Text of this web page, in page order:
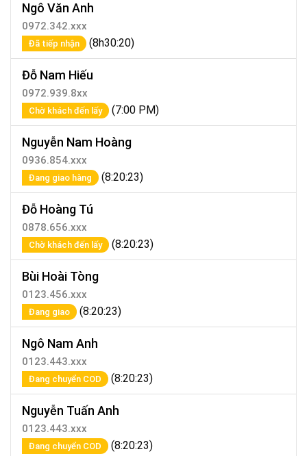
Ngô Văn Anh
0972.342.xxx
Đã tiếp nhận (8h30:20)
Đỗ Nam Hiếu
0972.939.8xx
Chờ khách đến lấy (7:00 PM)
Nguyễn Nam Hoàng
0936.854.xxx
Đang giao hàng (8:20:23)
Đỗ Hoàng Tú
0878.656.xxx
Chờ khách đến lấy (8:20:23)
Bùi Hoài Tòng
0123.456.xxx
Đang giao (8:20:23)
Ngô Nam Anh
0123.443.xxx
Đang chuyển COD (8:20:23)
Nguyễn Tuấn Anh
0123.443.xxx
Đang chuyển COD (8:20:23)